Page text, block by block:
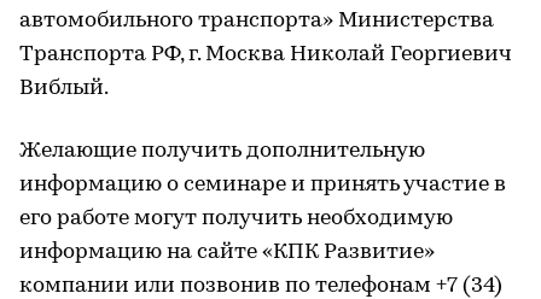
автомобильного транспорта» Министерства
Транспорта РФ, г. Москва Николай Георгиевич
Виблый.
Желающие получить дополнительную
информацию о семинаре и принять участие в
его работе могут получить необходимую
информацию на сайте «КПК Развитие»
компании или позвонив по телефонам +7 (34)